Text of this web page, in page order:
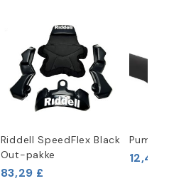
Riddell SpeedFlex Black
Out-pakke
83,29 £
Pumpe
12,46